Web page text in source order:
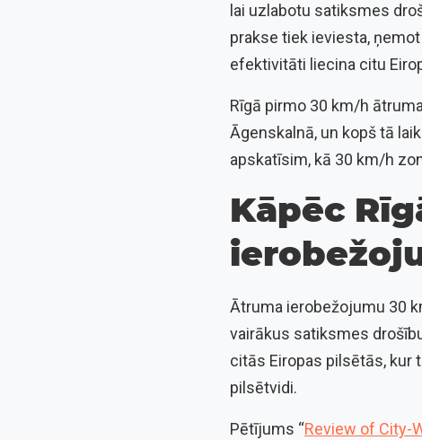
lai uzlabotu satiksmes
prakse tiek ieviesta,
efektivitāti liecina citu
Rīgā pirmo 30 km/h
Āgenskalnā, un kopš tā
apskatīsim, kā 30 km/h
Kāpēc
Ātruma ierobežojumu 30
vairākus satiksmes
citās Eiropas pilsētās, kur
pilsētvidi.
Pētījums “Review of City-